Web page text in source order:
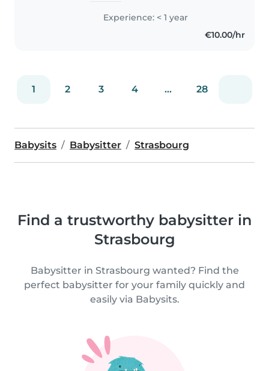
d'enfants de 3 mois à 4 ans,
notamment grâce à la garde de
mon petit frère et à un stage..
Experience: < 1 year
€10.00/hr
1 2 3 4 ... 28
Babysits Babysitter Strasbourg
Find a trustworthy babysitter in
Strasbourg
Babysitter in Strasbourg wanted? Find the
perfect babysitter for your family quickly and
easily via Babysits.